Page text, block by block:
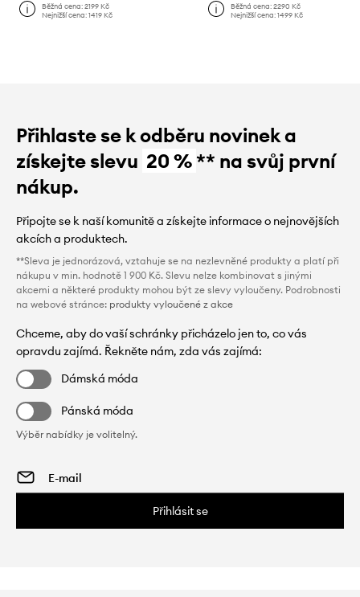
Běžná cena:2199 Kč
Nejnižší cena:1419 Kč
Běžná cena: 2290 Kč
Nejnižší cena: 1499 Kč
Přihlaste se k odběru novinek a
získejte slevu 20 %** na svůj první
nákup.
Připojte se k naší komunitě a získejte informace o nejnovějších
akcích a produktech.
**Sleva je jednorázová, vztahuje se na nezlevněné produkty a platí při
nákupu v min. hodnotě 1 900 Kč. Slevu nelze kombinovat s jinými
akcemi a některé produkty mohou být ze slevy vyloučeny. Podrobnosti
na webové stránce: produkty vyloučené z akce
Chceme, aby do vaší schránky přicházelo jen to, co vás
opravdu zajímá. Řekněte nám, zda vás zajímá:
Dámská móda
Pánská móda
Výběr nabídky je volitelný.
Přihlásit se